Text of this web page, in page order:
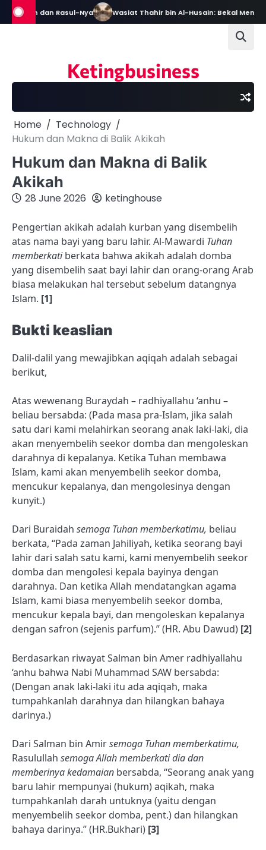
Skip
to
dan Rasul-Nya Wasiat Thahir bin Al-Husain: Bekal Menjadi
Ketingbusiness
Home
Technology
Hukum dan Makna di Balik Akikah
Hukum dan Makna di Balik
Akikah
28 June 2026 ketinghouse
Pengertian akikah adalah kurban yang disembelih
atas nama bayi yang baru lahir. Al-Mawardi Tuhan
memberkatiberkata bahwa akikah adalah domba
yang disembelih saat bayi lahir dan orang-orang Arab
biasa melakukan hal tersebut sebelum datangnya
Islam. [1]
Bukti keaslian
Dalil-dalil yang mewajibkan aqiqah adalah sebagai
berikut,
Atas wewenang Buraydah – radhiyallahu ‘anhu –
beliau bersabda: (Pada masa pra-Islam, jika salah
satu dari kami melahirkan seorang anak laki-laki, dia
akan menyembelih seekor domba dan mengoleskan
darahnya di kepalanya. Ketika Tuhan membawa
Islam, kami akan menyembelih seekor domba,
mencukur kepalanya, dan mengolesinya dengan
kunyit.)
Dari Buraidah semoga Tuhan memberkatimu, beliau
berkata, “Pada zaman Jahiliyah, ketika seorang bayi
lahir dari salah satu kami, kami menyembelih seekor
domba dan mengolesi kepala bayinya dengan
darahnya. Dan ketika Allah mendatangkan agama
Islam, kami biasa menyembelih seekor domba,
mencukur kepala bayi, dan mengoleskan kepalanya
dengan safron (sejenis parfum).” (HR. Abu Dawud) [2]
Berdasarkan riwayat Salman bin Amer radhiyallahu
‘anhu bahwa Nabi Muhammad SAW bersabda:
(Dengan anak laki-laki itu ada aqiqah, maka
tumpahkanlah darahnya dan hilangkan bahaya
darinya.)
Dari Salman bin Amirsemoga Tuhan memberkatimu,
Rasulullah semoga Allah memberkati dia dan
memberinya kedamaian bersabda, “Seorang anak yang
baru lahir mempunyai (hukum) aqikah, maka
tumpahkanlah darah untuknya (yaitu dengan
menyembelih seekor domba, pent.) dan hilangkan
bahaya darinya.” (HR.Bukhari) [3]